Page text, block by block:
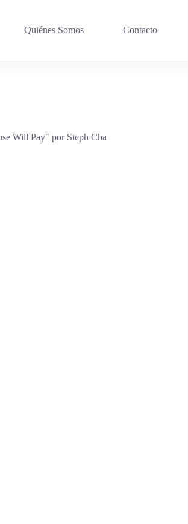
Quiénes Somos Contacto